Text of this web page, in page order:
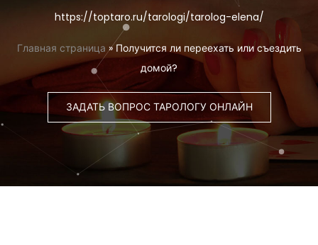
https://toptaro.ru/tarologi/tarolog-elena/
Главная страница »Получится ли переехать или съездить
домой?
ЗАДАТЬ ВОПРОС ТАРОЛОГУ ОНЛАЙН